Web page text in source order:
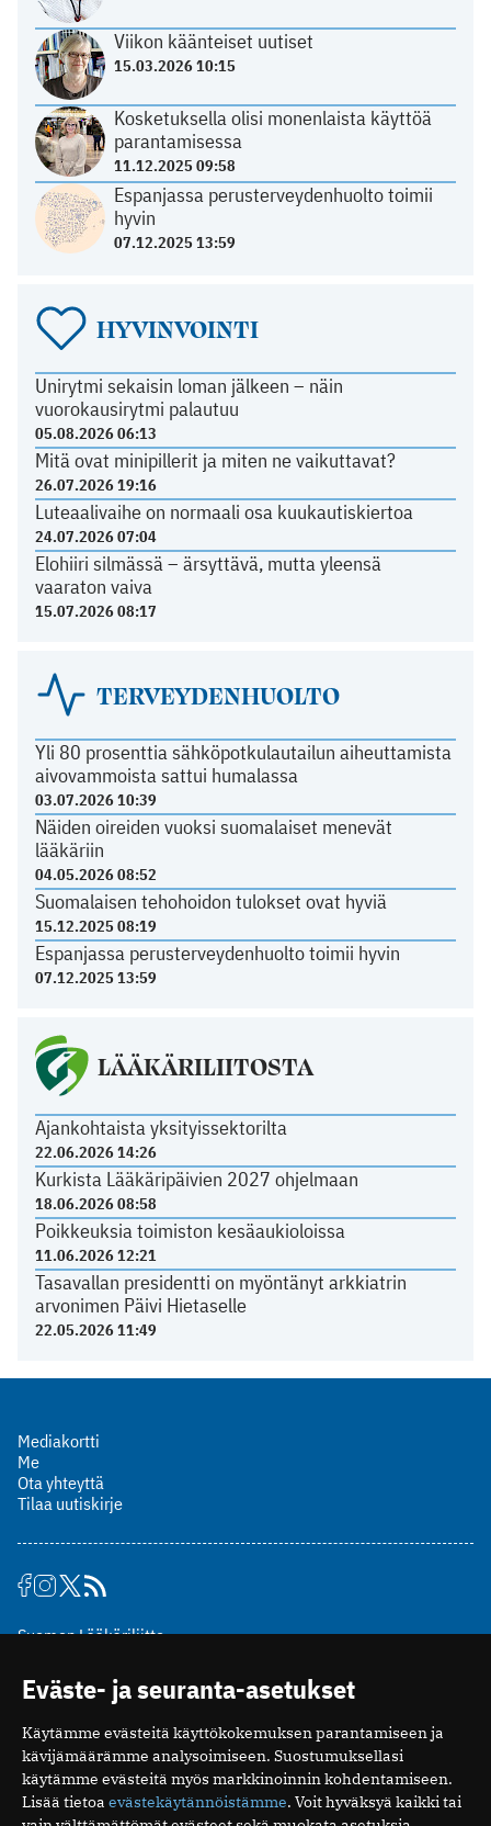
Viikon käänteiset uutiset
15.03.2026 10:15
Kosketuksella olisi monenlaista käyttöä
parantamisessa
11.12.2025 09:58
Espanjassa perusterveydenhuolto toimii
hyvin
07.12.2025 13:59
HYVINVOINTI
Unirytmi sekaisin loman jälkeen – näin
vuorokausirytmi palautuu
05.08.2026 06:13
Mitä ovat minipillerit ja miten ne vaikuttavat?
26.07.2026 19:16
Luteaalivaihe on normaali osa kuukautiskiertoa
24.07.2026 07:04
Elohiiri silmässä – ärsyttävä, mutta yleensä
vaaraton vaiva
15.07.2026 08:17
TERVEYDENHUOLTO
Yli 80 prosenttia sähköpotkulautailun aiheuttamista
aivovammoista sattui humalassa
03.07.2026 10:39
Näiden oireiden vuoksi suomalaiset menevät
lääkäriin
04.05.2026 08:52
Suomalaisen tehohoidon tulokset ovat hyviä
15.12.2025 08:19
Espanjassa perusterveydenhuolto toimii hyvin
07.12.2025 13:59
LÄÄKÄRILIITOSTA
Ajankohtaista yksityissektorilta
22.06.2026 14:26
Kurkista Lääkäripäivien 2027 ohjelmaan
18.06.2026 08:58
Poikkeuksia toimiston kesäaukioloissa
11.06.2026 12:21
Tasavallan presidentti on myöntänyt arkkiatrin
arvonimen Päivi Hietaselle
22.05.2026 11:49
Mediakortti
Me
Ota yhteyttä
Tilaa uutiskirje
Suomen Lääkäriliitto
00510 Helsinki
puh. (09) 393 091
toimitus@potilaanlaakarilehti.fi
ISSN 2323-9476
Eväste- ja seuranta-asetukset
Käytämme evästeitä käyttökokemuksen parantamiseen ja
kävijämäärämme analysoimiseen. Suostumuksellasi
käytämme evästeitä myös markkinoinnin kohdentamiseen.
Lisää tietoa evästekäytännöistämme. Voit hyväksyä kaikki tai